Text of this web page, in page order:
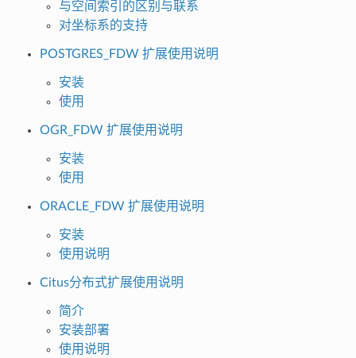
与空间索引的区别与联系
对坐标系的支持
POSTGRES_FDW 扩展使用说明
安装
使用
OGR_FDW 扩展使用说明
安装
使用
ORACLE_FDW 扩展使用说明
安装
使用说明
Citus分布式扩展使用说明
简介
安装部署
使用说明